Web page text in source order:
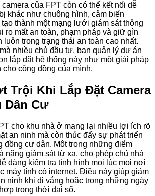
của FPT còn có thể kết nối dễ
khác như chuông hình, cảm biến
thành một mạng lưới giám sát thông
ro mất an toàn, phạm pháp và giữ gìn
luôn trong trạng thái an toàn cao nhất.
nhiều chủ đầu tư, ban quản lý dự án
lắp đặt hệ thống này như một giải pháp
cộng đồng của mình.
Trội Khi Lắp Đặt Camera
Dân Cư
cho khu nhà ở mang lại nhiều lợi ích rõ
an ninh mà còn thúc đẩy sự phát triển
đồng cư dân. Một trong những điểm
năng giám sát từ xa, cho phép chủ nhà
dàng kiểm tra tình hình mọi lúc mọi nơi
máy tính có internet. Điều này giúp giảm
ninh khi đi vắng hoặc trong những ngày
trong thời đại số.